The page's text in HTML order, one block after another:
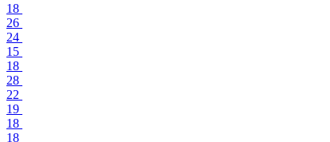
18
26
24
15
18
28
22
19
18
18